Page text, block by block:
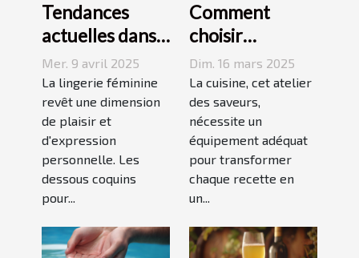
Tendances
actuelles dans
les dessous
coquins pour
femmes
Mer. 9 avril 2025
La lingerie féminine
revêt une dimension
de plaisir et
d'expression
personnelle. Les
dessous coquins
pour...
Comment
choisir
l'équipement
de cuisine idéal
pour vos
recettes
Dim. 16 mars 2025
La cuisine, cet atelier
des saveurs,
nécessite un
équipement adéquat
pour transformer
chaque recette en
un...